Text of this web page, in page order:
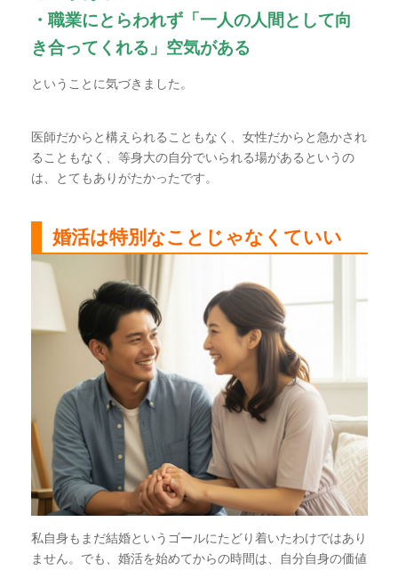
・職業にとらわれず「一人の人間として向
き合ってくれる」空気がある
ということに気づきました。
医師だからと構えられることもなく、女性だからと急かされ
ることもなく、等身大の自分でいられる場があるというの
は、とてもありがたかったです。
婚活は特別なことじゃなくていい
私自身もまだ結婚というゴールにたどり着いたわけではあり
ません。でも、婚活を始めてからの時間は、自分自身の価値